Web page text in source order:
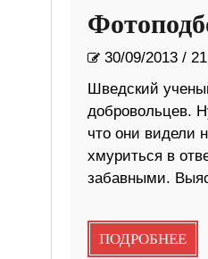
30/09/2013/
Шведский
добровольцев.
что они видели
хмуриться в
забавными.
ПОДРОБНЕЕ